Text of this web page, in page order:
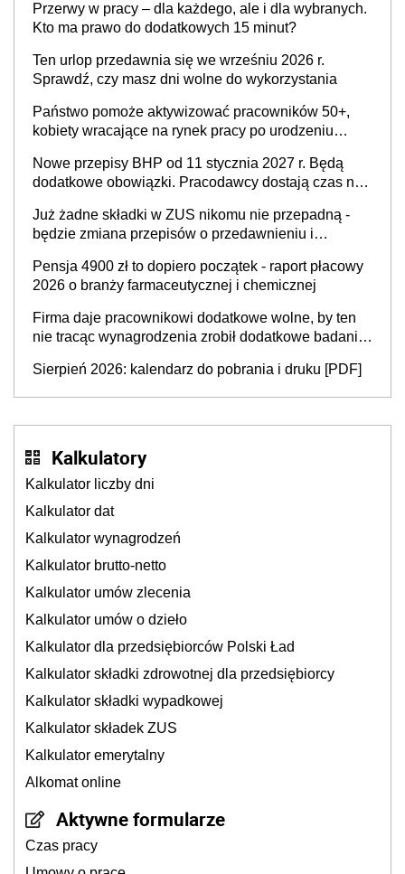
refundacji, ale bariery po stronie systemu i
świadomości pracodawców [WYWIAD]
Przerwy w pracy – dla każdego, ale i dla wybranych.
Kto ma prawo do dodatkowych 15 minut?
Ten urlop przedawnia się we wrześniu 2026 r.
Sprawdź, czy masz dni wolne do wykorzystania
Państwo pomoże aktywizować pracowników 50+,
kobiety wracające na rynek pracy po urodzeniu
neuroatypowe. Powstanie Fundusz na rzecz
Inkluzywności w Zatrudnianiu?
Nowe przepisy BHP od 11 stycznia 2027 r. Będą
dodatkowe obowiązki. Pracodawcy dostają czas na
Już żadne składki w ZUS nikomu nie przepadną -
będzie zmiana przepisów o przedawnieniu i
Pensja 4900 zł to dopiero początek - raport płacowy
2026 o branży farmaceutycznej i chemicznej
Firma daje pracownikowi dodatkowe wolne, by ten
nie tracąc wynagrodzenia zrobił dodatkowe badania.
Sierpień 2026: kalendarz do pobrania i druku [PDF]
Kalkulatory
Kalkulator liczby dni
Kalkulator dat
Kalkulator wynagrodzeń
Kalkulator brutto-netto
Kalkulator umów zlecenia
Kalkulator umów o dzieło
Kalkulator dla przedsiębiorców Polski Ład
Kalkulator składki zdrowotnej dla przedsiębiorcy
Kalkulator składki wypadkowej
Kalkulator składek ZUS
Kalkulator emerytalny
Alkomat online
Aktywne formularze
Czas pracy